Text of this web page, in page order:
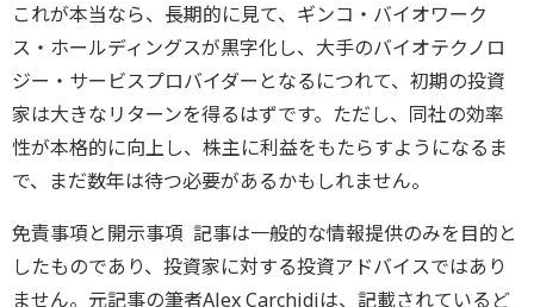
これが本当なら、長期的に見て、ギンコ・バイオワーク
ス・ホールディングスが黒字化し、大手のバイオテクノロ
ジー・サービスプロバイダーとなるにつれて、初期の投資
家は大きなリターンを得るはずです。ただし、同社の効率
性が本格的に向上し、株主に利益をもたらすようになるま
で、まだ数年は待つ必要があるかもしれません。
免責事項と開示事項 記事は一般的な情報提供のみを目的と
したものであり、投資家に対する投資アドバイスではあり
ません。元記事の筆者Alex Carchidiは、記載されているど